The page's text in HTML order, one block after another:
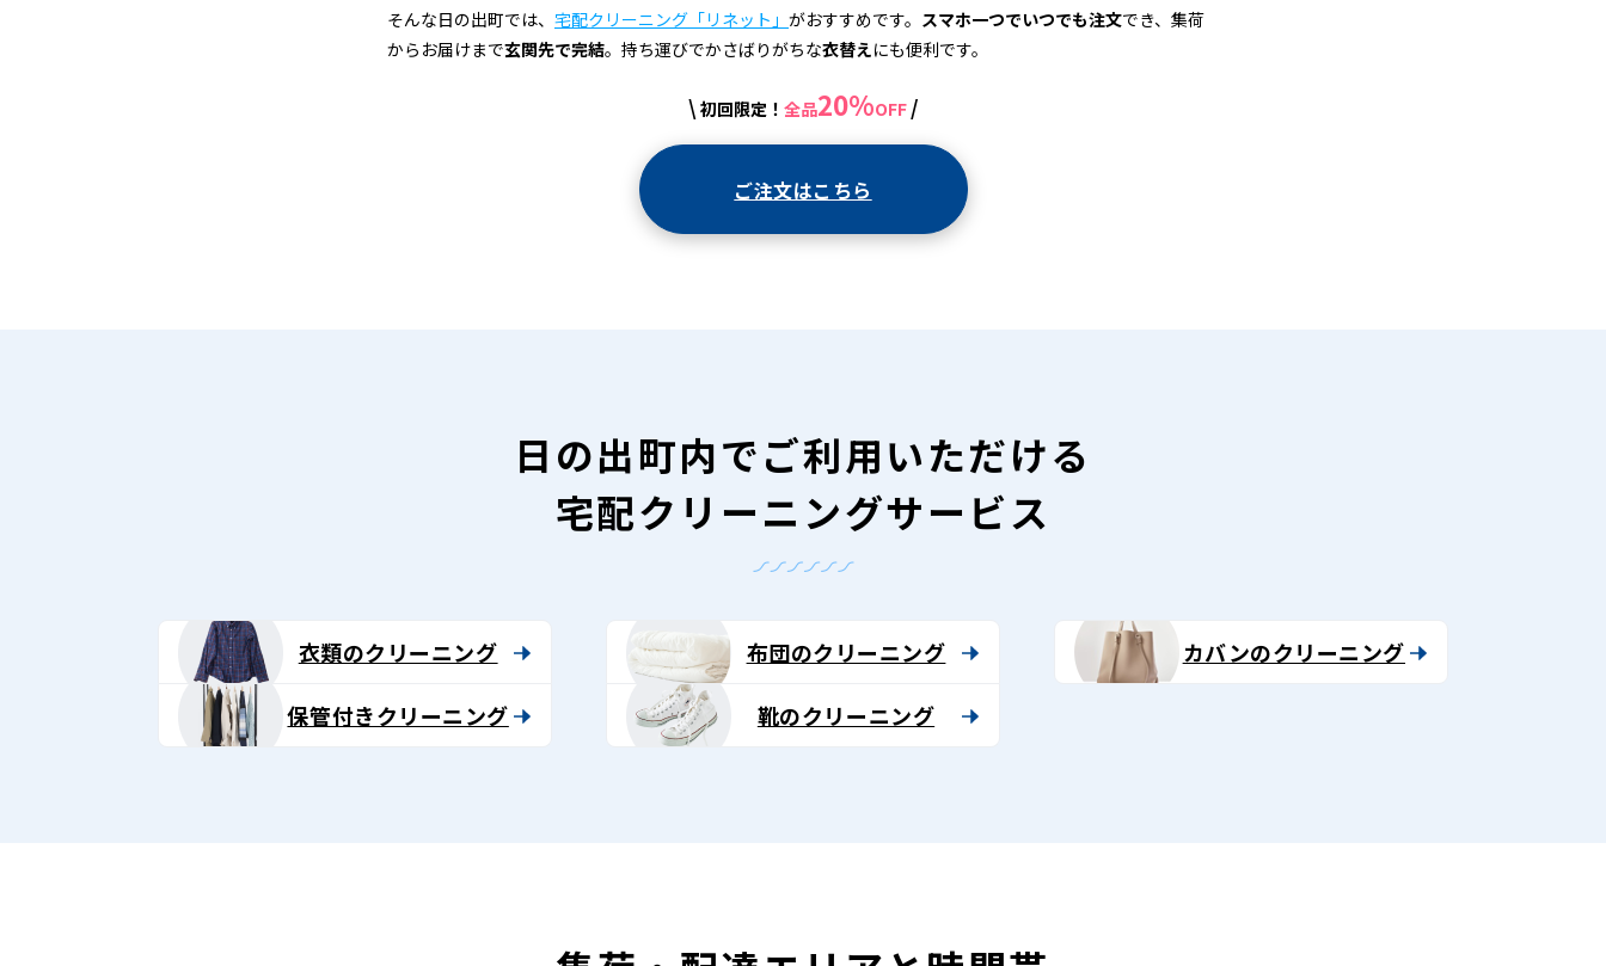
そんな日の出町では、 宅配クリーニング「リネット」 がおすすめです。 スマホ一つでいつでも注文でき、集荷
からお届けまで玄関先で完結。持ち運びでかさばりがちな衣替えにも便利です。
\ 初回限定！ 全品20%OFF /
ご注文はこちら
日の出町内でご利用いただける
宅配クリーニングサービス
衣類のクリーニング
保管付きクリーニング
布団のクリーニング
靴のクリーニング
カバンのクリーニング